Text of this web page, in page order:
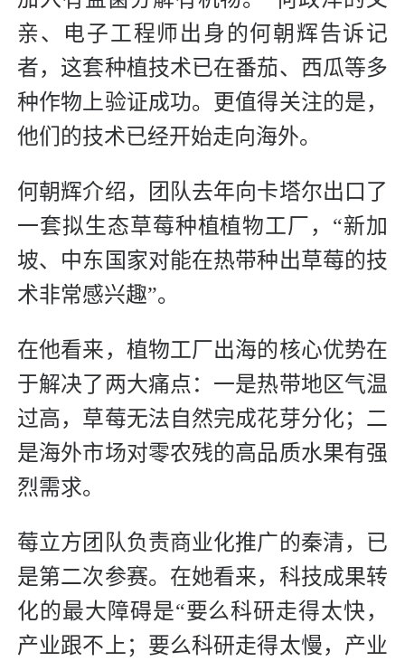
亲、电子工程师出身的何朝辉告诉记
者，这套种植技术已在番茄、西瓜等多
种作物上验证成功。更值得关注的是，
他们的技术已经开始走向海外。
何朝辉介绍，团队去年向卡塔尔出口了
一套拟生态草莓种植植物工厂，“新加
坡、中东国家对能在热带种出草莓的技
术非常感兴趣”。
在他看来，植物工厂出海的核心优势在
于解决了两大痛点：一是热带地区气温
过高，草莓无法自然完成花芽分化；二
是海外市场对零农残的高品质水果有强
烈需求。
莓立方团队负责商业化推广的秦清，已
是第二次参赛。在她看来，科技成果转
化的最大障碍是“要么科研走得太快，
产业跟不上；要么科研走得太慢，产业